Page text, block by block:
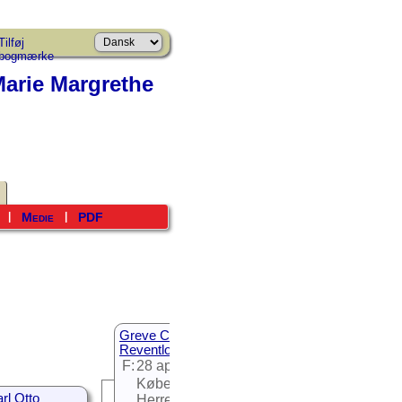
Margrethe
Medie PDF
Otto
Greve Christian Detlev
Reventlow
F: 28 apr. 1775
København, Sokkelund